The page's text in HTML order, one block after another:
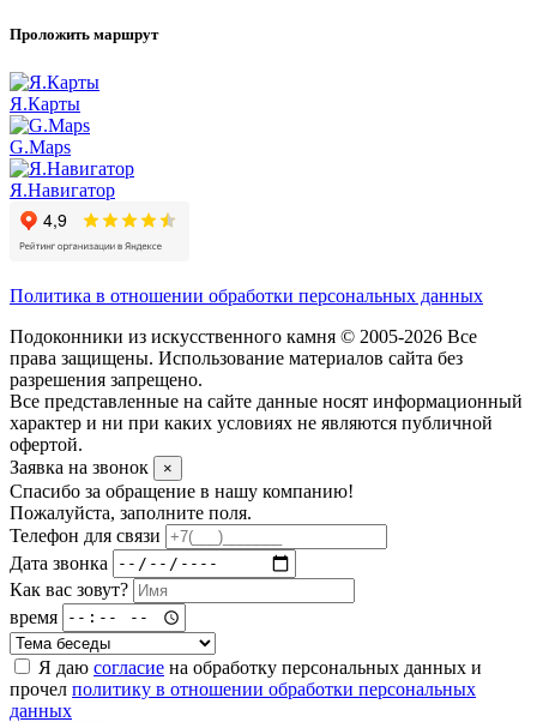
Проложить маршрут
Я.Карты
G.Maps
Я.Навигатор
Политика в отношении обработки персональных данных
Подоконники из искусственного камня © 2005-2026 Все
права защищены. Использование материалов сайта без
разрешения запрещено.
Все представленные на сайте данные носят информационный
характер и ни при каких условиях не являются публичной
офертой.
Заявка на звонок
×
Спасибо за обращение в нашу компанию!
Пожалуйста, заполните поля.
Телефон для связи
Дата звонка
Как вас зовут?
время
Я даю согласие на обработку персональных данных и
прочел политику в отношении обработки персональных
данных